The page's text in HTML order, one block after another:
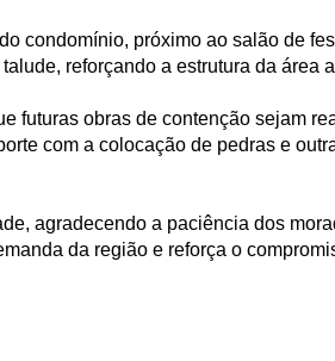
condomínio, próximo ao salão de
reforçando a estrutura da área
futuras obras de contenção sejam
com a colocação de pedras e
agradecendo a paciência dos
da região e reforça o